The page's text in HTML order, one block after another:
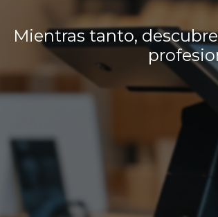
Mientras tanto,